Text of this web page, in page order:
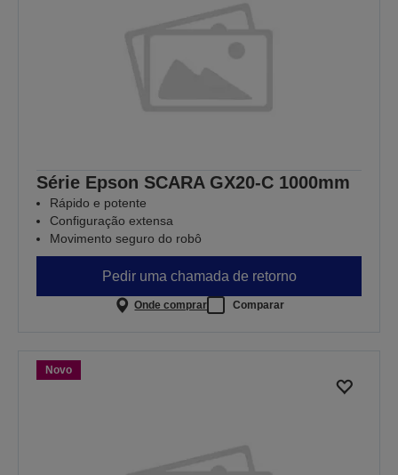
Série Epson SCARA GX20-C 1000mm
Rápido e potente
Configuração extensa
Movimento seguro do robô
Pedir uma chamada de retorno
Onde comprar Comparar
Novo